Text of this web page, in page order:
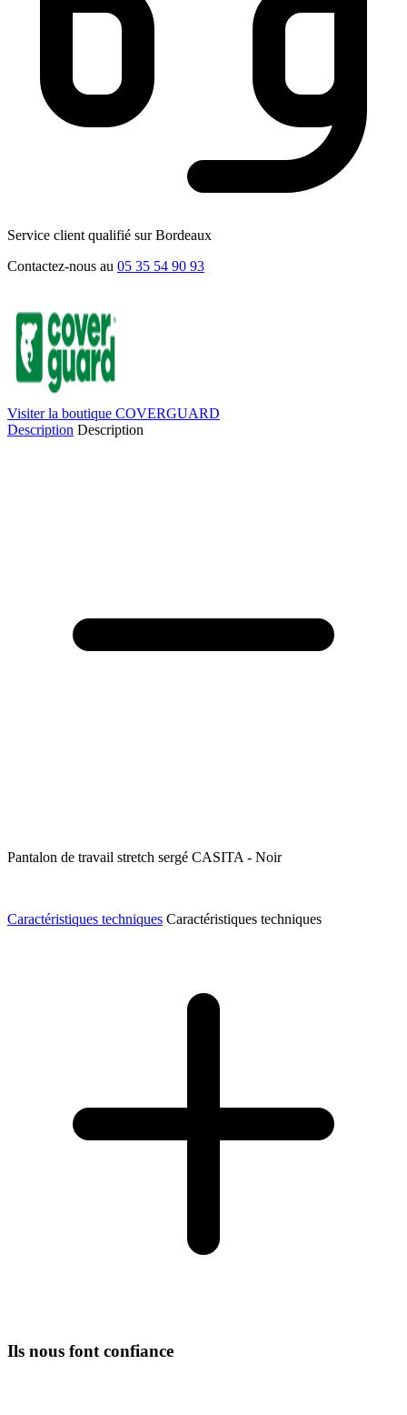
Service client qualifié sur Bordeaux
Contactez-nous au 05 35 54 90 93
Visiter la boutique COVERGUARD
Description Description
Pantalon de travail stretch sergé CASITA - Noir
Caractéristiques techniques Caractéristiques techniques
Ils nous font confiance